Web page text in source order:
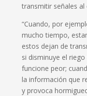
transmitir señales al
“Cuando, por
mucho tiempo,
estos dejan de
si disminuye el
funcione peor;
la información que
y provoca